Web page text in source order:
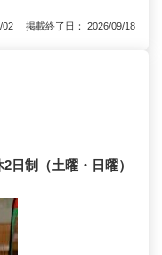
02 掲載終了日： 2026/09/18
制（土曜・日曜）